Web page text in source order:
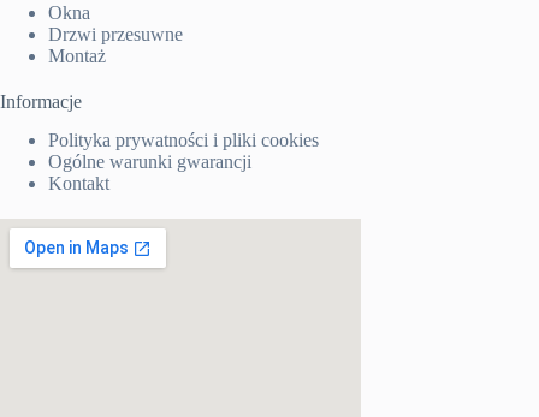
Okna
Drzwi przesuwne
Montaż
Informacje
Polityka prywatności i pliki cookies
Ogólne warunki gwarancji
Kontakt